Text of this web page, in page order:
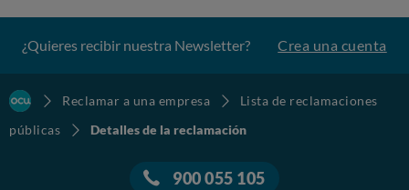
¿Quieres recibir nuestra Newsletter? Crea una cuenta
Reclamar a una empresa
Lista de reclamaciones
públicas
Detalles de la reclamación
900 055 105